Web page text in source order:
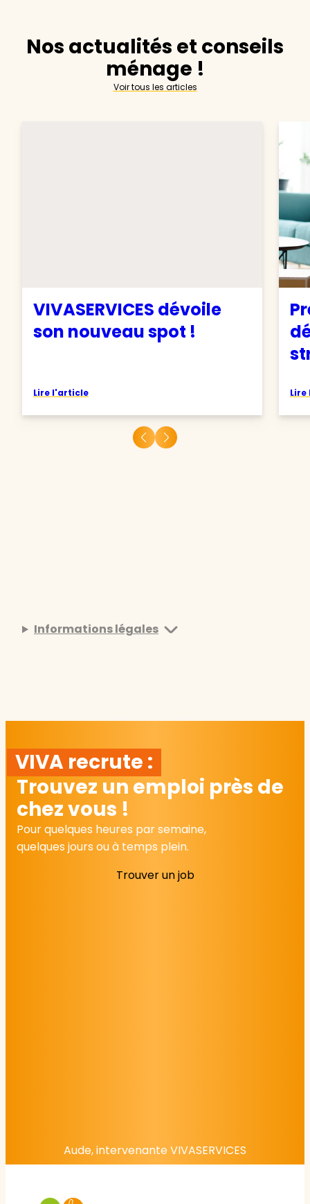
Nos actualités et conseils
ménage !
Voir tous les articles
VIVASERVICES dévoile
son nouveau spot !
Lire l'article
Informations légales
VIVA recrute :
Trouvez un emploi près de
chez vous !
Pour quelques heures par semaine,
quelques jours ou à temps plein.
Trouver un job
Aude, intervenante VIVASERVICES